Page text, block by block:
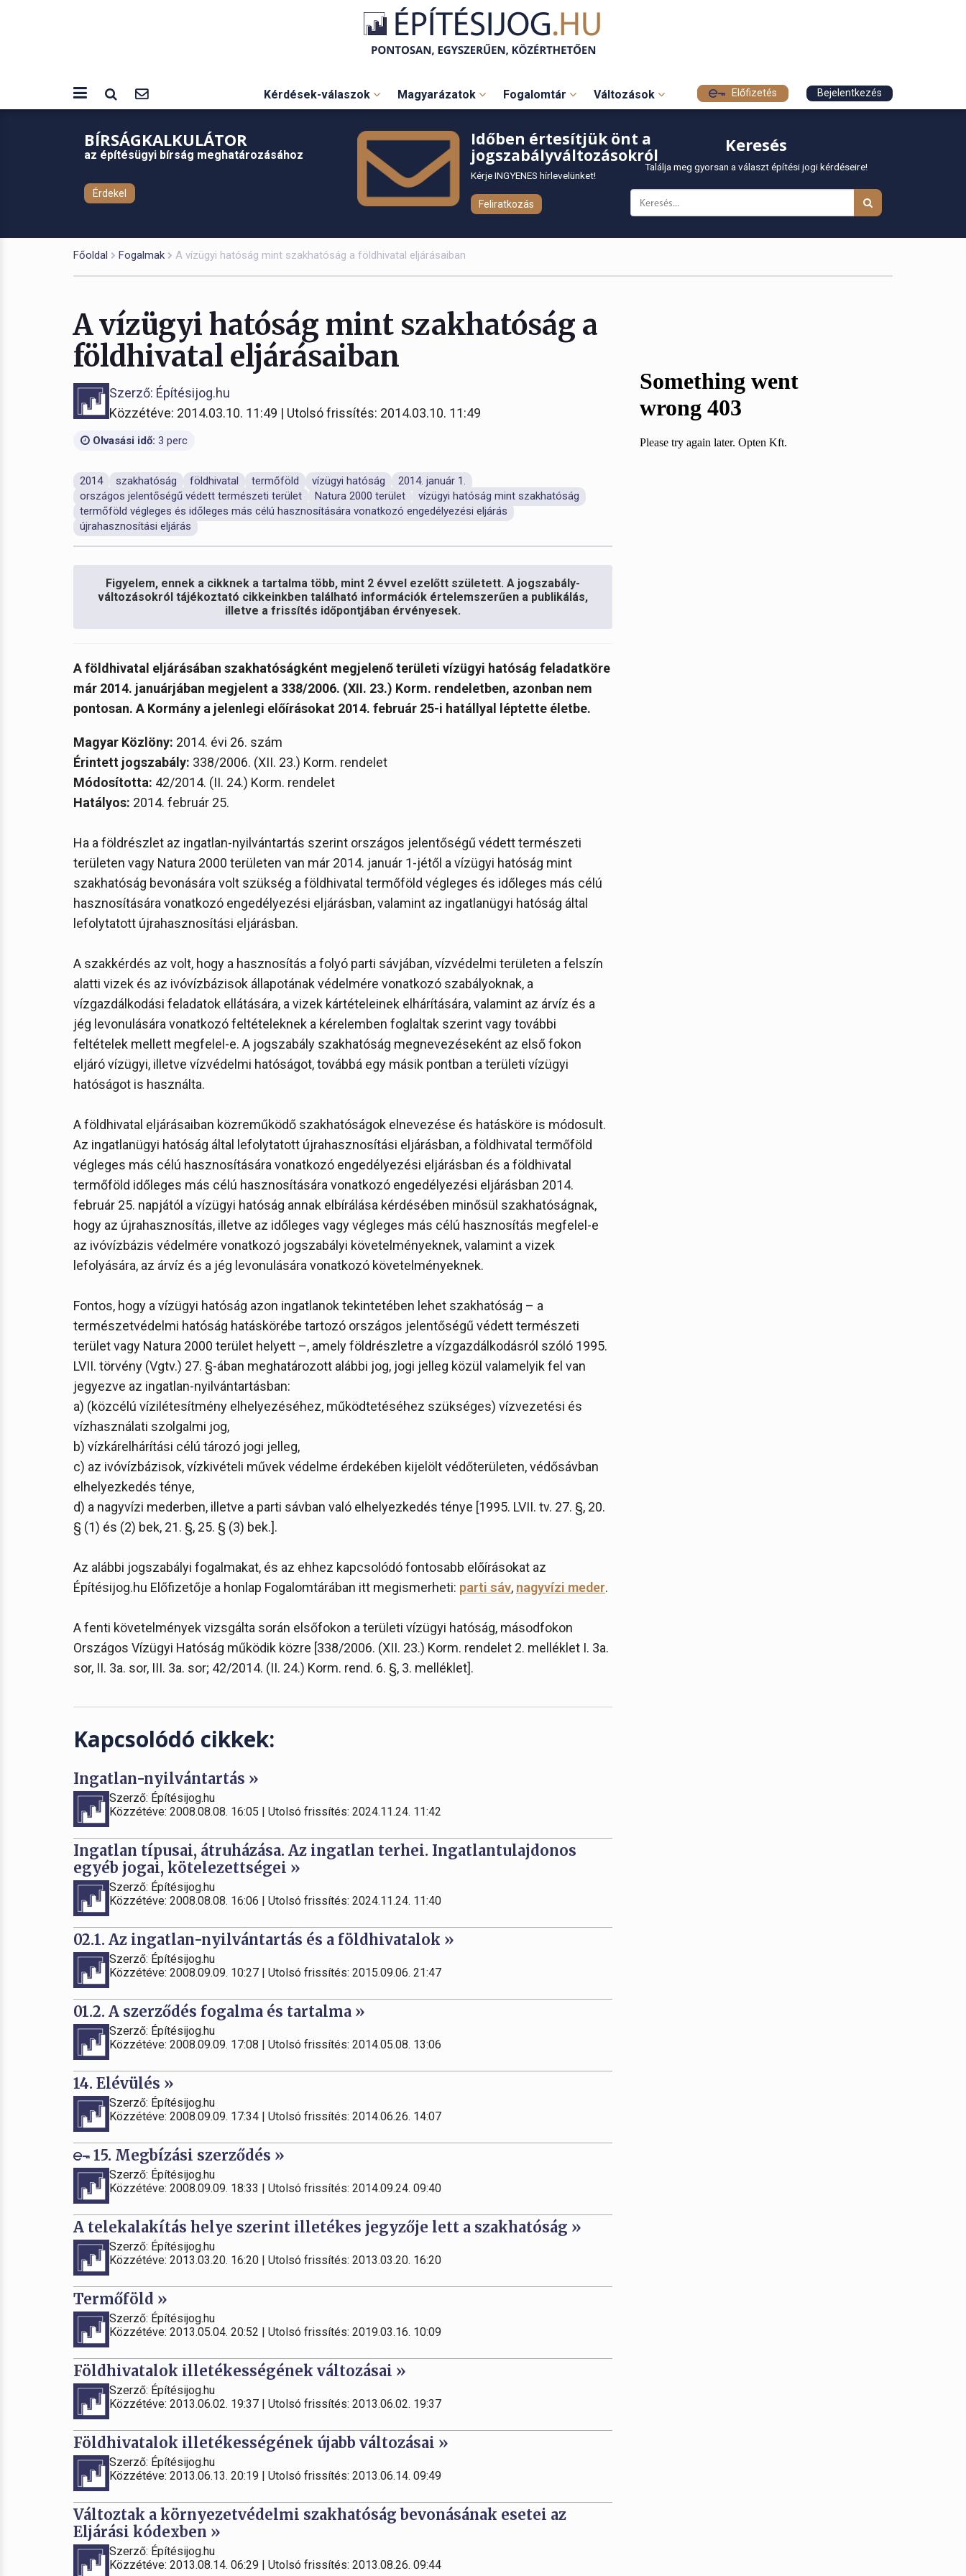
Kérdések-válaszok Magyarázatok Fogalomtár Változások Előfizetés Bejelentkezés
BÍRSÁGKALKULÁTOR
az építésügyi bírság meghatározásához
Érdekel
Időben értesítjük önt a
jogszabályváltozásokról
Kérje INGYENES hírlevelünket!
Feliratkozás
Keresés
Találja meg gyorsan a választ építési jogi kérdéseire!
Főoldal Fogalmak A vízügyi hatóság mint szakhatóság a földhivatal eljárásaiban
A vízügyi hatóság mint szakhatóság a
földhivatal eljárásaiban
Szerző: Építésijog.hu
Közzétéve: 2014.03.10. 11:49 | Utolsó frissítés: 2014.03.10. 11:49
Olvasási idő: 3 perc
2014 szakhatóság földhivatal termőföld vízügyi hatóság
2014. január 1.
országos jelentőségű védett természeti terület
Natura 2000 terület
vízügyi hatóság mint szakhatóság
termőföld végleges és időleges más célú hasznosítására vonatkozó engedélyezési eljárás
újrahasznosítási eljárás
Figyelem, ennek a cikknek a tartalma több, mint 2 évvel ezelőtt született. A jogszabály-
változásokról tájékoztató cikkeinkben található információk értelemszerűen a publikálás,
illetve a frissítés időpontjában érvényesek.
A földhivatal eljárásában szakhatóságként megjelenő területi vízügyi hatóság feladatköre
már 2014. januárjában megjelent a 338/2006. (XII. 23.) Korm. rendeletben, azonban nem
pontosan. A Kormány a jelenlegi előírásokat 2014. február 25-i hatállyal léptette életbe.
Magyar Közlöny: 2014. évi 26. szám
Érintett jogszabály: 338/2006. (XII. 23.) Korm. rendelet
Módosította: 42/2014. (II. 24.) Korm. rendelet
Hatályos: 2014. február 25.
Ha a földrészlet az ingatlan-nyilvántartás szerint országos jelentőségű védett természeti
területen vagy Natura 2000 területen van már 2014. január 1-jétől a vízügyi hatóság mint
szakhatóság bevonására volt szükség a földhivatal termőföld végleges és időleges más célú
hasznosítására vonatkozó engedélyezési eljárásban, valamint az ingatlanügyi hatóság által
lefolytatott újrahasznosítási eljárásban.
A szakkérdés az volt, hogy a hasznosítás a folyó parti sávjában, vízvédelmi területen a felszín
alatti vizek és az ivóvízbázisok állapotának védelmére vonatkozó szabályoknak, a
vízgazdálkodási feladatok ellátására, a vizek kártételeinek elhárítására, valamint az árvíz és a
jég levonulására vonatkozó feltételeknek a kérelemben foglaltak szerint vagy további
feltételek mellett megfelel-e. A jogszabály szakhatóság megnevezéseként az első fokon
eljáró vízügyi, illetve vízvédelmi hatóságot, továbbá egy másik pontban a területi vízügyi
hatóságot is használta.
A földhivatal eljárásaiban közreműködő szakhatóságok elnevezése és hatásköre is módosult.
Az ingatlanügyi hatóság által lefolytatott újrahasznosítási eljárásban, a földhivatal termőföld
végleges más célú hasznosítására vonatkozó engedélyezési eljárásban és a földhivatal
termőföld időleges más célú hasznosítására vonatkozó engedélyezési eljárásban 2014.
február 25. napjától a vízügyi hatóság annak elbírálása kérdésében minősül szakhatóságnak,
hogy az újrahasznosítás, illetve az időleges vagy végleges más célú hasznosítás megfelel-e
az ivóvízbázis védelmére vonatkozó jogszabályi követelményeknek, valamint a vizek
lefolyására, az árvíz és a jég levonulására vonatkozó követelményeknek.
Fontos, hogy a vízügyi hatóság azon ingatlanok tekintetében lehet szakhatóság – a
természetvédelmi hatóság hatáskörébe tartozó országos jelentőségű védett természeti
terület vagy Natura 2000 terület helyett –, amely földrészletre a vízgazdálkodásról szóló 1995.
LVII. törvény (Vgtv.) 27. §-ában meghatározott alábbi jog, jogi jelleg közül valamelyik fel van
jegyezve az ingatlan-nyilvántartásban:
a) (közcélú vízilétesítmény elhelyezéséhez, működtetéséhez szükséges) vízvezetési és
vízhasználati szolgalmi jog,
b) vízkárelhárítási célú tározó jogi jelleg,
c) az ivóvízbázisok, vízkivételi művek védelme érdekében kijelölt védőterületen, védősávban
elhelyezkedés ténye,
d) a nagyvízi mederben, illetve a parti sávban való elhelyezkedés ténye [1995. LVII. tv. 27. §, 20.
§ (1) és (2) bek, 21. §, 25. § (3) bek.].
Az alábbi jogszabályi fogalmakat, és az ehhez kapcsolódó fontosabb előírásokat az
Építésijog.hu Előfizetője a honlap Fogalomtárában itt megismerheti: parti sáv, nagyvízi meder.
A fenti követelmények vizsgálta során elsőfokon a területi vízügyi hatóság, másodfokon
Országos Vízügyi Hatóság működik közre [338/2006. (XII. 23.) Korm. rendelet 2. melléklet I. 3a.
sor, II. 3a. sor, III. 3a. sor; 42/2014. (II. 24.) Korm. rend. 6. §, 3. melléklet].
Kapcsolódó cikkek:
Ingatlan-nyilvántartás »
Szerző: Építésijog.hu
Közzétéve: 2008.08.08. 16:05 | Utolsó frissítés: 2024.11.24. 11:42
Ingatlan típusai, átruházása. Az ingatlan terhei. Ingatlantulajdonos
egyéb jogai, kötelezettségei »
Szerző: Építésijog.hu
Közzétéve: 2008.08.08. 16:06 | Utolsó frissítés: 2024.11.24. 11:40
02.1. Az ingatlan-nyilvántartás és a földhivatalok »
Szerző: Építésijog.hu
Közzétéve: 2008.09.09. 10:27 | Utolsó frissítés: 2015.09.06. 21:47
01.2. A szerződés fogalma és tartalma »
Szerző: Építésijog.hu
Közzétéve: 2008.09.09. 17:08 | Utolsó frissítés: 2014.05.08. 13:06
14. Elévülés »
Szerző: Építésijog.hu
Közzétéve: 2008.09.09. 17:34 | Utolsó frissítés: 2014.06.26. 14:07
15. Megbízási szerződés »
Szerző: Építésijog.hu
Közzétéve: 2008.09.09. 18:33 | Utolsó frissítés: 2014.09.24. 09:40
A telekalakítás helye szerint illetékes jegyzője lett a szakhatóság »
Szerző: Építésijog.hu
Közzétéve: 2013.03.20. 16:20 | Utolsó frissítés: 2013.03.20. 16:20
Termőföld »
Szerző: Építésijog.hu
Közzétéve: 2013.05.04. 20:52 | Utolsó frissítés: 2019.03.16. 10:09
Földhivatalok illetékességének változásai »
Szerző: Építésijog.hu
Közzétéve: 2013.06.02. 19:37 | Utolsó frissítés: 2013.06.02. 19:37
Földhivatalok illetékességének újabb változásai »
Szerző: Építésijog.hu
Közzétéve: 2013.06.13. 20:19 | Utolsó frissítés: 2013.06.14. 09:49
Változtak a környezetvédelmi szakhatóság bevonásának esetei az
Eljárási kódexben »
Szerző: Építésijog.hu
Közzétéve: 2013.08.14. 06:29 | Utolsó frissítés: 2013.08.26. 09:44